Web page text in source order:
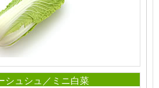
シュシュ／ミニ白菜